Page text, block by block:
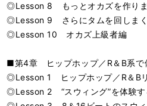
◎Lesson 8 もっとオカズを作りま
◎Lesson 9 さらにタムを回しま
◎Lesson 10 オカズ上級者編
■第4章 ヒップホップ／R＆B系で
◎Lesson 1 ヒップホップ／R＆B
◎Lesson 2 “スウィング”を体験す